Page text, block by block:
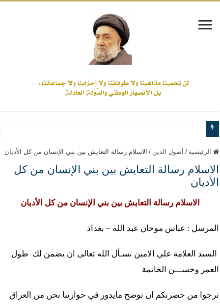
إذا كان التسنن هو الإيمان بسنة رسول الله ( صلى الله عليه وآله) فكلّ
لن تحمينا مذاهبنا ولا طوائفنا ولا أحزابنا ولا جماعاتنا، بل الإنصهار الوطني والدولة
المذاهب ليست قدرًا لا يمكن تجاوزه
المتهاون بوطنه متهاون بدينه حتماً
نسج العلاقة مع الآخر تكون من خلال منظومة القيم و المبادئ الانسانية التي تجعل
الرئيسية / أصول الدين / الاسلام رسالة التعايش بين بني الإنسان من كل الأديان
الاسلام رسالة التعايش بين بني الإنسان من كل
الأديان
الاسلام رسالة التعايش بين بني الإنسان من كل الأديان
المرسل : عباس موحان عبد الله – بغداد
السيد العلامة علي الامين نسـأل الله تعالى ان يضمن لك طول
العمر وحســـن الخاتمة
نرجوا من حضرتكم ان توضح مايدور في حوارتنا نحن من العراق